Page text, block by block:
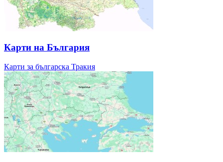
Карти на България
Карти за българска Тракия